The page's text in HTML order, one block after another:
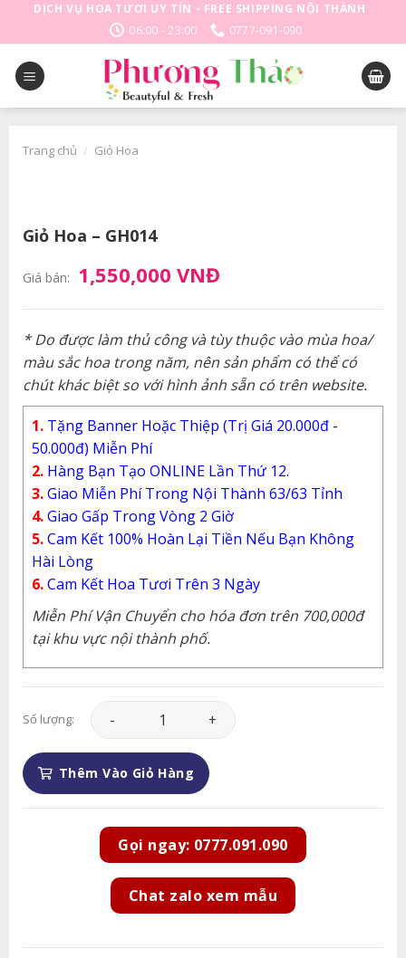
DỊCH VỤ HOA TƯƠI UY TÍN - FREE SHIPPING NỘI THÀNH
06:00 - 23:00
0777-091-090
Trang chủ / Giỏ Hoa
Giỏ Hoa – GH014
Giá bán: 1,550,000 VNĐ
* Do được làm thủ công và tùy thuộc vào mùa hoa/
màu sắc hoa trong năm, nên sản phẩm có thể có
chút khác biệt so với hình ảnh sẵn có trên website.
1. Tặng Banner Hoặc Thiệp (Trị Giá 20.000đ -
50.000đ) Miễn Phí
2. Hàng Bạn Tạo ONLINE Lần Thứ 12.
3.Giao Miễn Phí Trong Nội Thành 63/63 Tỉnh
4.Giao Gấp Trong Vòng 2 Giờ
5.Cam Kết 100% Hoàn Lại Tiền Nếu Bạn Không
Hài Lòng
6.Cam Kết Hoa Tươi Trên 3 Ngày
Miễn Phí Vận Chuyển cho hóa đơn trên 700,000đ
tại khu vực nội thành phố.
Số lượng: Giỏ Hoa - GH014 số lượng
Thêm Vào Giỏ Hàng
Gọi ngay: 0777.091.090
Chat zalo xem mẫu